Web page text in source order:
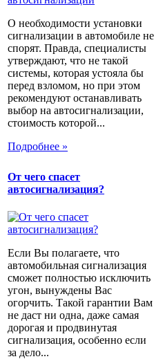
О необходимости установки
сигнализации в автомобиле не
спорят. Правда, специалисты
утверждают, что не такой
системы, которая устояла бы
перед взломом, но при этом
рекомендуют останавливать
выбор на автосигнализации,
стоимость которой...
Подробнее »
От чего спасет
автосигнализация?
Если Вы полагаете, что
автомобильная сигнализация
сможет полностью исключить
угон, вынуждены Вас
огорчить. Такой гарантии Вам
не даст ни одна, даже самая
дорогая и продвинутая
сигнализация, особенно если
за дело...